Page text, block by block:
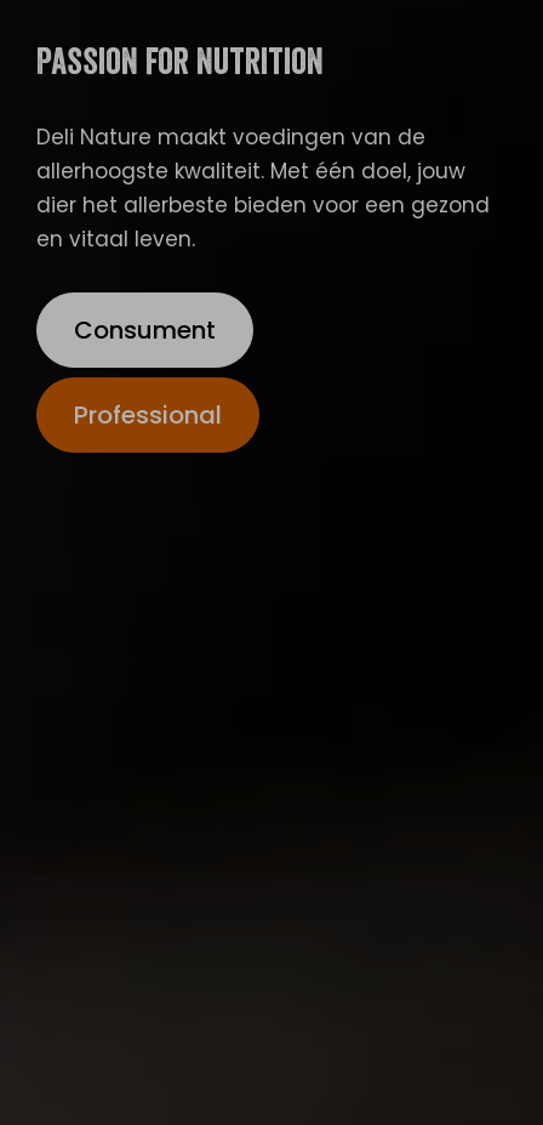
Passion for nutrition
Deli Nature maakt voedingen van de
allerhoogste kwaliteit. Met één doel, jouw
dier het allerbeste bieden voor een gezond
en vitaal leven.
Consument
Professional